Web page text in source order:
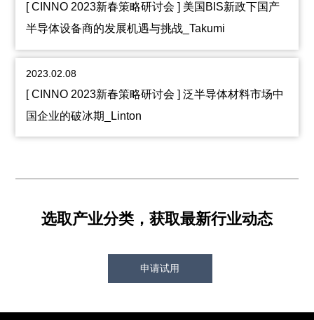
[ CINNO 2023新春策略研讨会 ] 美国BIS新政下国产
半导体设备商的发展机遇与挑战_Takumi
2023.02.08
[ CINNO 2023新春策略研讨会 ] 泛半导体材料市场中
国企业的破冰期_Linton
选取产业分类，获取最新行业动态
申请试用